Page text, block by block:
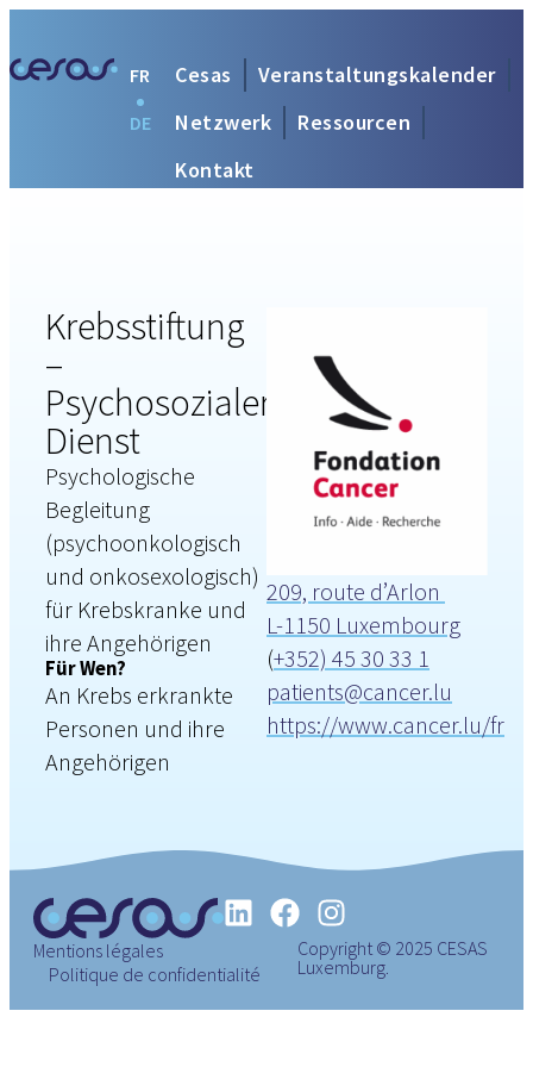
Cesas
Veranstaltungskalender
Netzwerk
Ressourcen
Kontakt
FR
DE
Krebsstiftung
–
Psychosozialer
Dienst
Psychologische
Begleitung
(psychoonkologisch
und onkosexologisch)
für Krebskranke und
ihre Angehörigen
Für Wen?
An Krebs erkrankte
Personen und ihre
Angehörigen
209, route d’Arlon
L-1150 Luxembourg
(+352) 45 30 33 1
patients@cancer.lu
https://www.cancer.lu/fr
Copyright © 2025 CESAS
Luxemburg.
Mentions légales
Politique de confidentialité